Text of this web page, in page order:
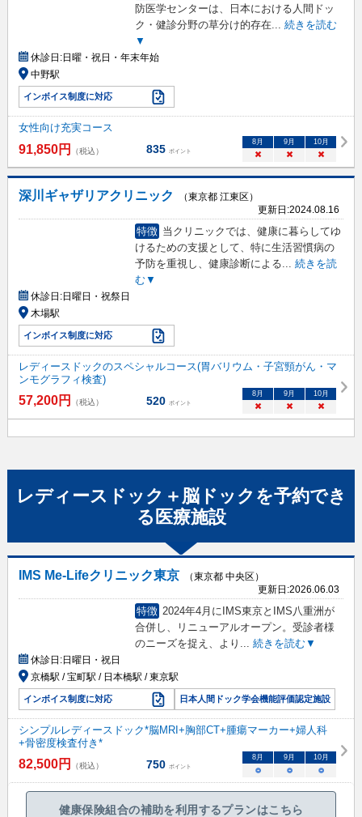
防医学センターは、日本における人間ドッ
ク・健診分野の草分け的存在... 続きを読む
▼
休診日:日曜・祝日・年末年始
中野駅
インボイス制度に対応
女性向け充実コース
91,850円 （税込） 835 ポイント
8月 9月 10月
× × ×
深川ギャザリアクリニック
（東京都 江東区）
更新日:2024.08.16
特徴 当クリニックでは、健康に暮らしてゆ
けるための支援として、特に生活習慣病の
予防を重視し、健康診断による
続きを読
む▼
休診日:日曜日・祝祭日
木場駅
インボイス制度に対応
レディースドックのスペシャルコース(胃バリウム・子宮頸がん・マ
ンモグラフィ検査)
57,200円 （税込） 520 ポイント
8 月 9 月 10月
× × ×
レディースドック＋脳ドック を予約でき
る 医療施設
IMS Me-Lifeクリニック東京
（東京都 中央区）
更新日:2026.06.03
特徴 2024年4月にIMS東京とIMS八重洲が
合併し、リニューアルオープン。受診者様
のニーズを捉え、より
続きを読む▼
休診日:日曜日・祝日
京橋駅 / 宝町駅 / 日本橋駅 / 東京駅
インボイス制度に対応 日本人間ドック学会機能評価認定施設
シンプルレディースドック*脳MRI+胸部CT+腫瘍マーカー+婦人科
+骨密度検査付き*
82,500円 （税込） 750 ポイント
8 月 9 月 10月
○ ○ ○
健康保険組合の補助を利用するプランはこちら